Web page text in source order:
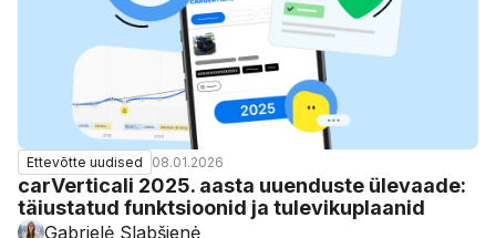
Ettevõtte uudised 08.01.2026
carVerticali 2025. aasta uuenduste ülevaade:
täiustatud funktsioonid ja tulevikuplaanid
Gabrielė Slabšienė